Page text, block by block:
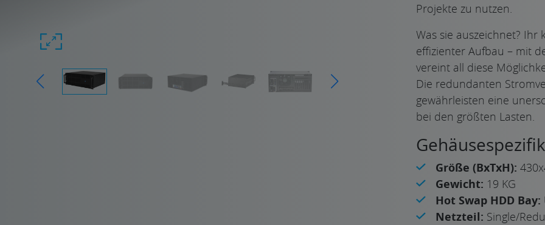
Projekte zu nutzen.
Was sie auszeichnet?
effizienter Aufbau – mit
vereint all diese
Die redundanten
gewährleisten eine
bei den größten Lasten.
Größe (BxTxH):
Gewicht: 19 KG
Hot Swap HDD Bay:
Netzteil: Single/